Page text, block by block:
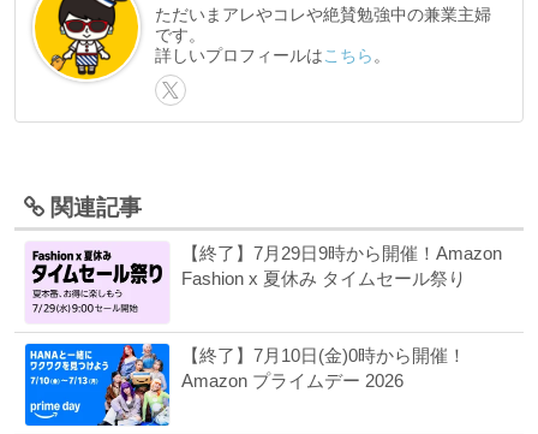
ただいまアレやコレや絶賛勉強中の兼業主婦
です。
詳しいプロフィールは こちら 。
関連記事
【終了】7月29日9時から開催！Amazon
Fashion x 夏休み タイムセール祭り
【終了】7月10日(金)0時から開催！
Amazon プライムデー 2026